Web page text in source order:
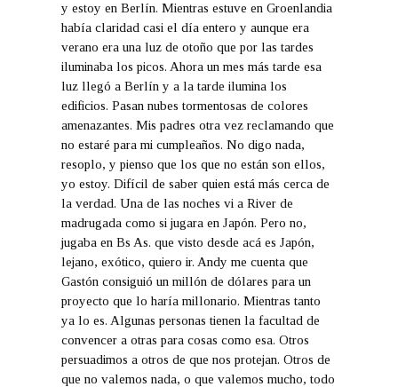
y estoy en Berlín. Mientras estuve en Groenlandia
había claridad casi el día entero y aunque era
verano era una luz de otoño que por las tardes
iluminaba los picos. Ahora un mes más tarde esa
luz llegó a Berlín y a la tarde ilumina los
edificios. Pasan nubes tormentosas de colores
amenazantes. Mis padres otra vez reclamando que
no estaré para mi cumpleaños. No digo nada,
resoplo, y pienso que los que no están son ellos,
yo estoy. Difícil de saber quien está más cerca de
la verdad. Una de las noches vi a River de
madrugada como si jugara en Japón. Pero no,
jugaba en Bs As. que visto desde acá es Japón,
lejano, exótico, quiero ir. Andy me cuenta que
Gastón consiguió un millón de dólares para un
proyecto que lo haría millonario. Mientras tanto
ya lo es. Algunas personas tienen la facultad de
convencer a otras para cosas como esa. Otros
persuadimos a otros de que nos protejan. Otros de
que no valemos nada, o que valemos mucho, todo